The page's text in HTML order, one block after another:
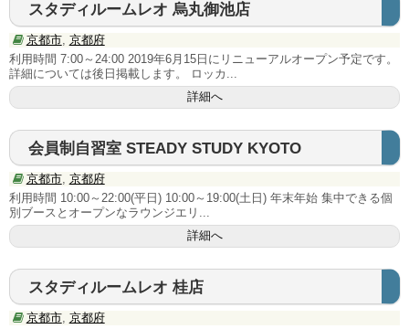
スタディルームレオ 烏丸御池店
京都市, 京都府
利用時間 7:00～24:00 2019年6月15日にリニューアルオープン予定です。
詳細については後日掲載します。 ロッカ...
詳細へ
会員制自習室 STEADY STUDY KYOTO
京都市, 京都府
利用時間 10:00～22:00(平日) 10:00～19:00(土日) 年末年始 集中できる個
別ブースとオープンなラウンジエリ...
詳細へ
スタディルームレオ 桂店
京都市, 京都府
兵庫県
京都府
奈良県
中国･四国地方
岡山県
香川県